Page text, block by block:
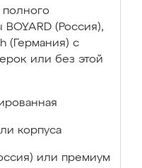
полного
(Россия),
(Германия) с
или без этой
корпуса
или премиум